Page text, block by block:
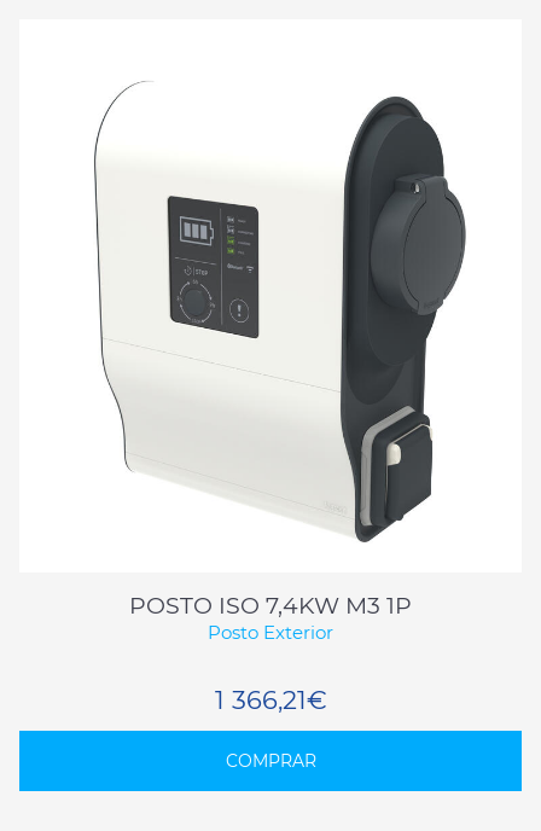
POSTO ISO 7,4KW M3 1P
Posto Exterior
1 366,21€
COMPRAR